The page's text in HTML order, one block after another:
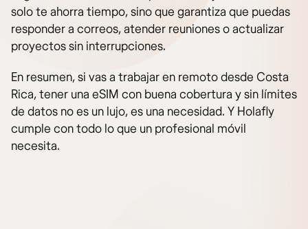
solo te ahorra tiempo, sino que garantiza que puedas
responder a correos, atender reuniones o actualizar
proyectos sin interrupciones.
En resumen, si vas a trabajar en remoto desde Costa
Rica, tener una eSIM con buena cobertura y sin límites
de datos no es un lujo, es una necesidad. Y Holafly
cumple con todo lo que un profesional móvil
necesita.